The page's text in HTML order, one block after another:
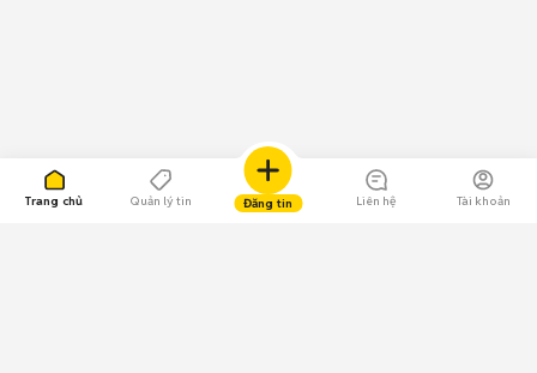
Trang chủ Quản lý tin Đăng tin Liên hệ Tài khoản